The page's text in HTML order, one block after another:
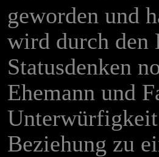
geworden und
wird durch den
Statusdenken
Ehemann und
Beziehung zu